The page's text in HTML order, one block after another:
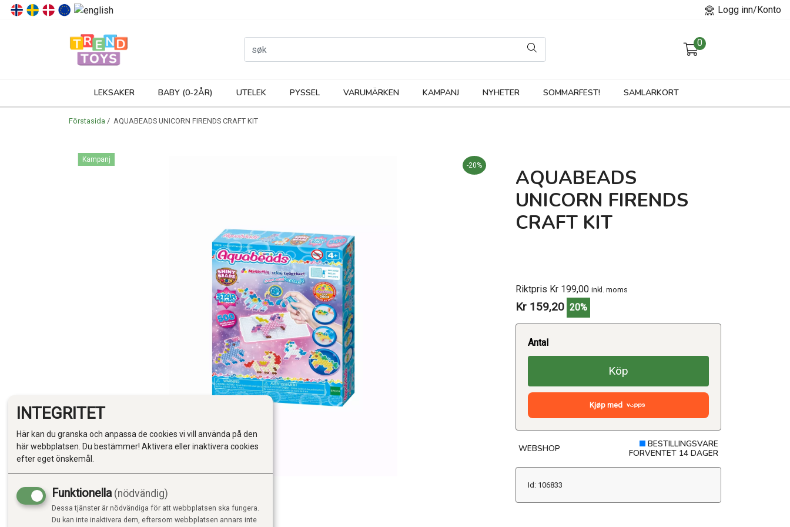
Logg inn/Konto
0
LEKSAKER BABY (0-2ÅR) UTELEK PYSSEL VARUMÄRKEN KAMPANJ NYHETER SOMMARFEST! SAMLARKORT
Förstasida / AQUABEADS UNICORN FIRENDS CRAFT KIT
Kampanj
-20%
AQUABEADS
UNICORN FIRENDS
CRAFT KIT
Riktpris Kr 199,00 inkl. moms
Kr 159,20 20%
Antal
Köp
Kjøp med
WEBSHOP
BESTILLINGSVARE
FORVENTET 14 DAGER
Id: 106833
INTEGRITET
Här kan du granska och anpassa de cookies vi vill använda på den
här webbplatsen. Du bestämmer! Aktivera eller inaktivera cookies
efter eget önskemål.
Funktionella (nödvändig)
Dessa tjänster är nödvändiga för att webbplatsen ska fungera.
Du kan inte inaktivera dem, eftersom webbplatsen annars inte